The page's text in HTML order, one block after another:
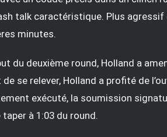
talk caractéristique. Plus
minutes.
du deuxième round, Holland a
se relever, Holland a profité de
exécuté, la soumission
taper à 1:03 du round.